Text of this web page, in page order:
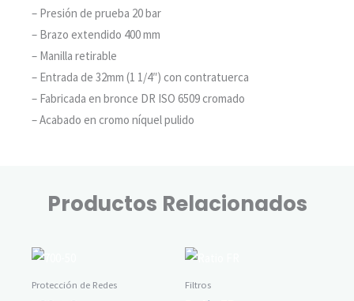
– Presión de prueba 20 bar
– Brazo extendido 400 mm
– Manilla retirable
– Entrada de 32mm (1 1/4″) con contratuerca
– Fabricada en bronce DR ISO 6509 cromado
– Acabado en cromo níquel pulido
Productos Relacionados
Protección de Redes Filtros